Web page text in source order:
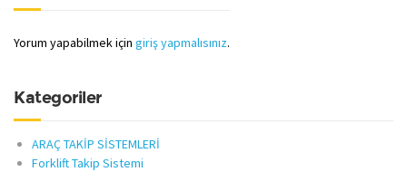
Yorum yapabilmek için giriş yapmalısınız.
Kategoriler
ARAÇ TAKİP SİSTEMLERİ
Forklift Takip Sistemi